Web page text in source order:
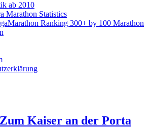
ab 2010
Marathon Statistics
Ranking 300+ by 100 Marathon
Kaiser an der Porta